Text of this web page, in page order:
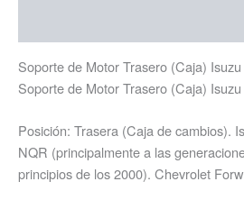
Soporte de Motor Trasero (Caja)
Soporte de Motor Trasero (Caja)
Posición: Trasera (Caja de cambios).
NQR (principalmente a las
principios de los 2000). Chevrolet